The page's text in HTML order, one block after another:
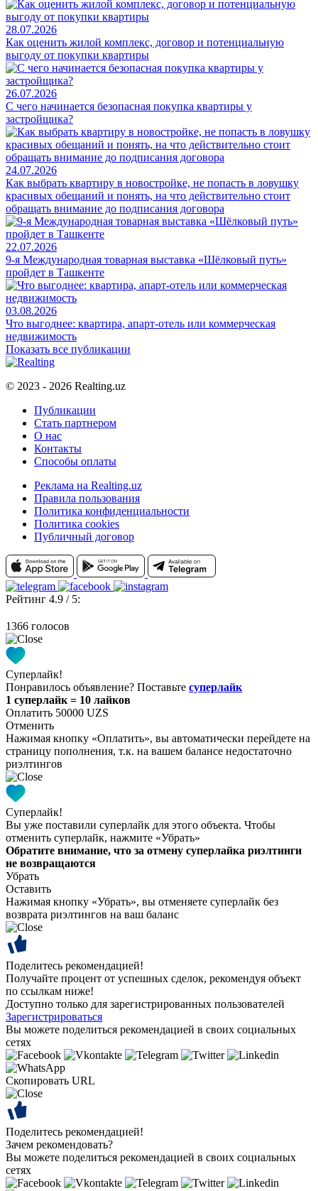
28.07.2026
Как оценить жилой комплекс, договор и потенциальную
выгоду от покупки квартиры
26.07.2026
С чего начинается безопасная покупка квартиры у
застройщика?
24.07.2026
Как выбрать квартиру в новостройке, не попасть в ловушку
красивых обещаний и понять, на что действительно стоит
обращать внимание до подписания договора
22.07.2026
9-я Международная товарная выставка «Шёлковый путь»
пройдет в Ташкенте
03.08.2026
Что выгоднее: квартира, апарт-отель или коммерческая
недвижимость
Показать все публикации
© 2023 - 2026 Realting.uz
Публикации
Стать партнером
О нас
Контакты
Способы оплаты
Реклама на Realting.uz
Правила пользования
Политика конфиденциальности
Политика cookies
Публичный договор
Рейтинг 4.9 / 5:
1366 голосов
Суперлайк!
Понравилось объявление? Поставьте суперлайк
1 суперлайк = 10 лайков
Оплатить 50000 UZS
Отменить
Нажимая кнопку «Оплатить», вы автоматически перейдете на
страницу пополнения, т.к. на вашем балансе недостаточно
риэлтингов
Суперлайк!
Вы уже поставили суперлайк для этого объекта. Чтобы
отменить суперлайк, нажмите «Убрать»
Обратите внимание, что за отмену суперлайка риэлтинги
не возвращаются
Убрать
Оставить
Нажимая кнопку «Убрать», вы отменяете суперлайк без
возврата риэлтингов на ваш баланс
Поделитесь рекомендацией!
Получайте процент от успешных сделок, рекомендуя объект
по ссылкам ниже!
Доступно только для зарегистрированных пользователей
Зарегистрироваться
Вы можете поделиться рекомендацией в своих социальных
сетях
Скопировать URL
Поделитесь рекомендацией!
Зачем рекомендовать?
Вы можете поделиться рекомендацией в своих социальных
сетях